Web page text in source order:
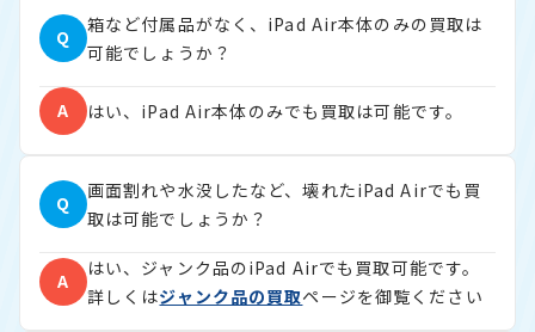
Q
箱など付属品がなく、iPad Air本体のみの買取は
可能でしょうか？
A はい、iPad Air本体のみでも買取は可能です。
Q
画面割れや水没したなど、壊れたiPad Airでも買
取は可能でしょうか？
A
はい、ジャンク品のiPad Airでも買取可能です。
詳しくはジャンク品の買取ページを御覧ください